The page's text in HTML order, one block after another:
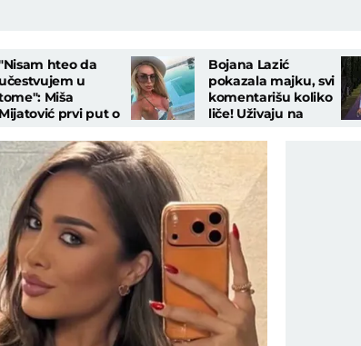
hteo da
učestvujem u
Miša
Mijatović prvi put o
- "Svađe su
Bojana Lazić
pokazala majku, svi
komentarišu koliko
liče! Uživaju na
"gori" u bikiniju